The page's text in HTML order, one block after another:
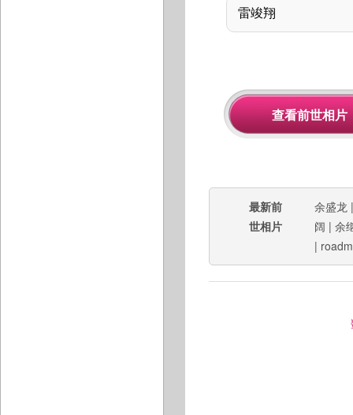
最新前
世相片
余盛龙
阔 | 余
|